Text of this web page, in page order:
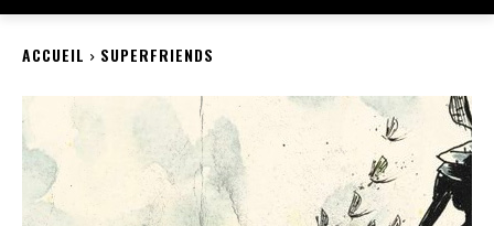
ACCUEIL SUPERFRIENDS